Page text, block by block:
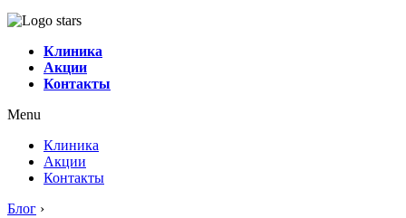
Клиника
Акции
Контакты
Menu
Клиника
Акции
Контакты
Блог ›